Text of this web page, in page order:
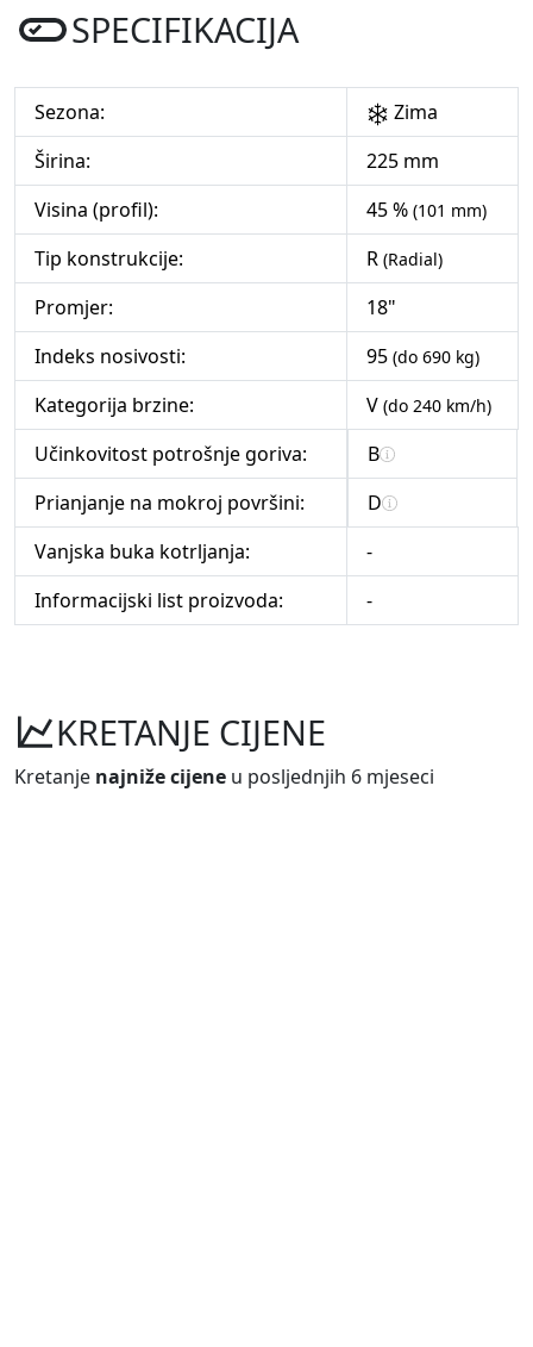
SPECIFIKACIJA
Sezona:
Zima
Širina:
225 mm
Visina (profil):
45 % (101 mm)
Tip konstrukcije: R (Radial)
Promjer:
18"
Indeks nosivosti:
95 (do 690 kg)
Kategorija brzine: V (do 240 km/h)
Učinkovitost potrošnje goriva:
B
Prianjanje na mokroj površini:
D
Vanjska buka kotrljanja:
-
Informacijski list proizvoda:
-
KRETANJE CIJENE
Kretanje najniže cijene u posljednjih 6 mjeseci